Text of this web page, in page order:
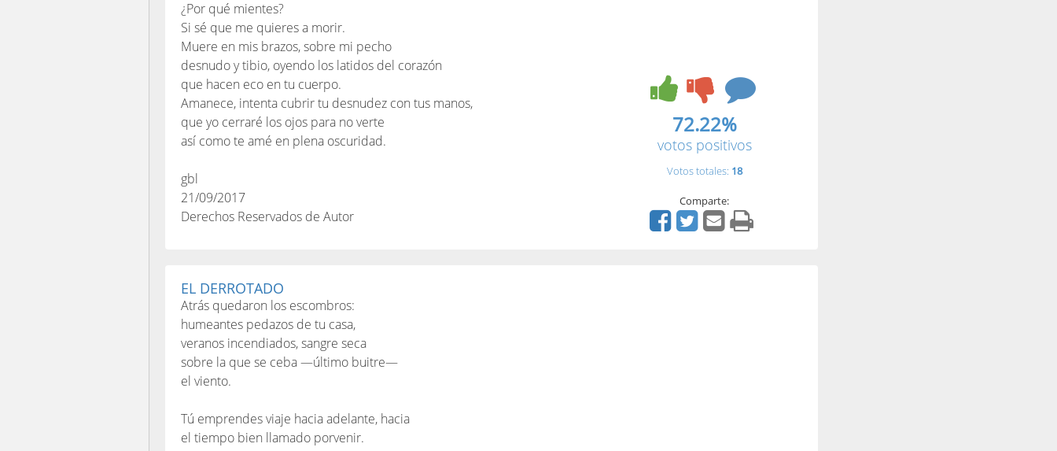
¿Por qué mientes?
Si sé que me quieres a morir.
Muere en mis brazos, sobre mi pecho
desnudo y tibio, oyendo los latidos del corazón
que hacen eco en tu cuerpo.
Amanece, intenta cubrir tu desnudez con tus manos,
que yo cerraré los ojos para no verte
así como te amé en plena oscuridad.
gbl
21/09/2017
Derechos Reservados de Autor
72.22%
votos positivos
Votos totales: 18
Comparte:
EL DERROTADO
Atrás quedaron los escombros:
humeantes pedazos de tu casa,
veranos incendiados, sangre seca
sobre la que se ceba —último buitre—
el viento.
Tú emprendes viaje hacia adelante, hacia
el tiempo bien llamado porvenir.